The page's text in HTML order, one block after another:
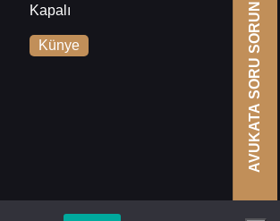
Kapalı
Künye AVUKATA SORU SORUN